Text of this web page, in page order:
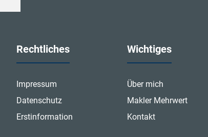
Rechtliches
Impressum
Datenschutz
Erstinformation
Wichtiges
Über mich
Makler Mehrwert
Kontakt